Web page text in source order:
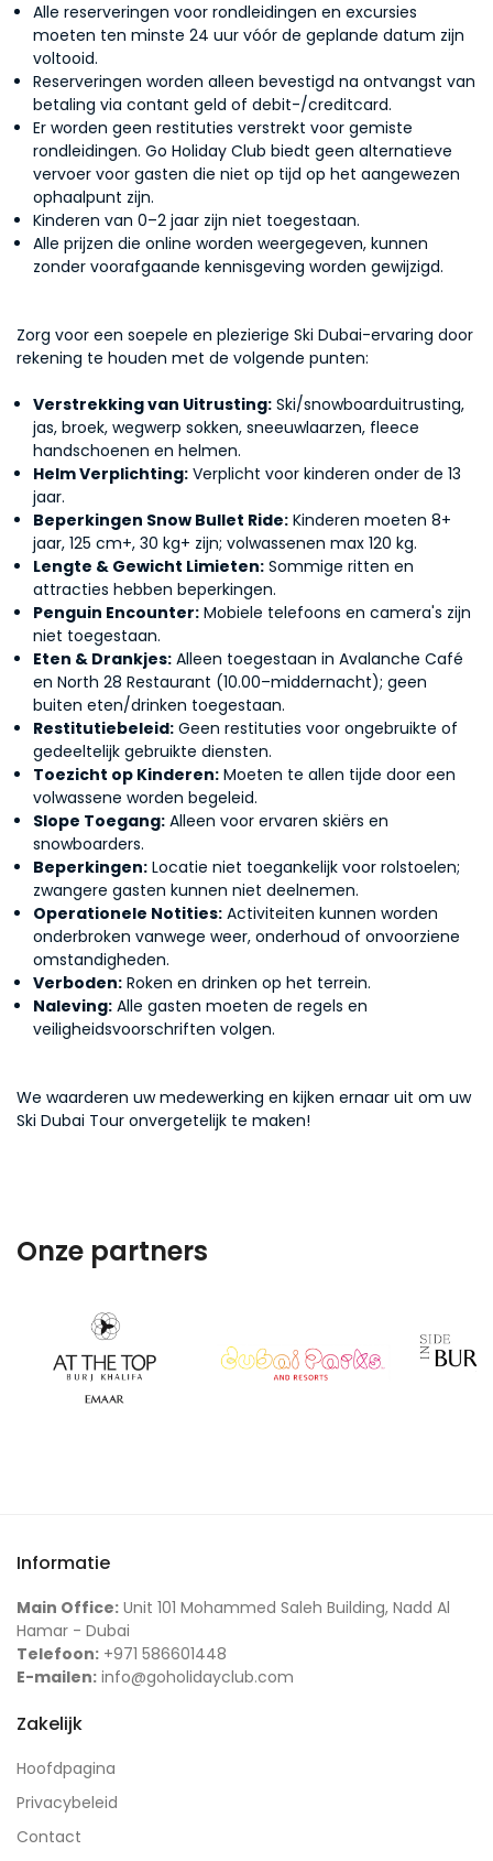
Alle reserveringen voor rondleidingen en excursies
moeten ten minste 24 uur vóór de geplande datum zijn
voltooid.
Reserveringen worden alleen bevestigd na ontvangst van
betaling via contant geld of debit-/creditcard.
Er worden geen restituties verstrekt voor gemiste
rondleidingen. Go Holiday Club biedt geen alternatieve
vervoer voor gasten die niet op tijd op het aangewezen
ophaalpunt zijn.
Kinderen van 0–2 jaar zijn niet toegestaan.
Alle prijzen die online worden weergegeven, kunnen
zonder voorafgaande kennisgeving worden gewijzigd.
Zorg voor een soepele en plezierige Ski Dubai-ervaring door
rekening te houden met de volgende punten:
Verstrekking van Uitrusting: Ski/snowboarduitrusting,
jas, broek, wegwerp sokken, sneeuwlaarzen, fleece
handschoenen en helmen.
Helm Verplichting: Verplicht voor kinderen onder de 13
jaar.
Beperkingen Snow Bullet Ride: Kinderen moeten 8+
jaar, 125 cm+, 30 kg+ zijn; volwassenen max 120 kg.
Lengte & Gewicht Limieten: Sommige ritten en
attracties hebben beperkingen.
Penguin Encounter: Mobiele telefoons en camera's zijn
niet toegestaan.
Eten & Drankjes: Alleen toegestaan in Avalanche Café
en North 28 Restaurant (10.00–middernacht); geen
buiten eten/drinken toegestaan.
Restitutiebeleid: Geen restituties voor ongebruikte of
gedeeltelijk gebruikte diensten.
Toezicht op Kinderen: Moeten te allen tijde door een
volwassene worden begeleid.
Slope Toegang: Alleen voor ervaren skiërs en
snowboarders.
Beperkingen: Locatie niet toegankelijk voor rolstoelen;
zwangere gasten kunnen niet deelnemen.
Operationele Notities: Activiteiten kunnen worden
onderbroken vanwege weer, onderhoud of onvoorziene
omstandigheden.
Verboden: Roken en drinken op het terrein.
Naleving: Alle gasten moeten de regels en
veiligheidsvoorschriften volgen.
We waarderen uw medewerking en kijken ernaar uit om uw
Ski Dubai Tour onvergetelijk te maken!
Onze partners
Informatie
Main Office: Unit 101 Mohammed Saleh Building, Nadd Al
Hamar - Dubai
Telefoon: +971 586601448
E-mailen: info@goholidayclub.com
Zakelijk
Hoofdpagina
Privacybeleid
Contact